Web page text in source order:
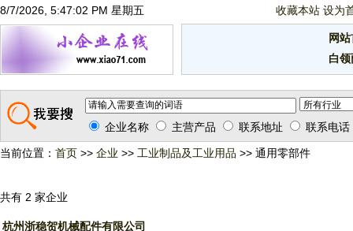
8/7/2026, 5:47:03 PM 星期五 收藏本站 设为
网
白
企业名称 主营产品 联系地址 联系电话
当前位置： 首页 >> 企业 >> 工业制品及工业用品 >> 通用零部件
共有 2 家企业
杭州浙稳贺机械配件有限公司